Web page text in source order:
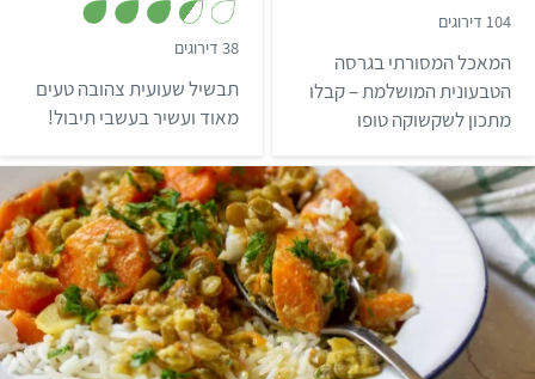
104 דירוגים
ת
ך
5
המאכל המסורתי בגרסה
הטבעונית המושלמת – קבלו
מתכון לשקשוקה טופו
והריחות הנכונים! לארוחת
בוקר או ערב, עם לחמניה
חמה או פיתה ליד, מה עוד
אפשר לבקש?
38 דירוגים
5
מ
ת
ך
5
תבשיל שעועית צהובה טעים
מאוד ועשיר בעשבי תיבול!
בינוני 6-8 מנות אסייתי